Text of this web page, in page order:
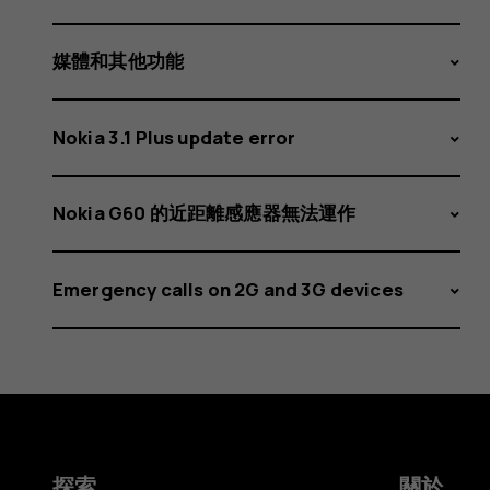
關
閉
或
媒體和其他功能
Nokia 3.1 Plus update error
Nokia G60 的近距離感應器無法運作
Emergency calls on 2G and 3G devices